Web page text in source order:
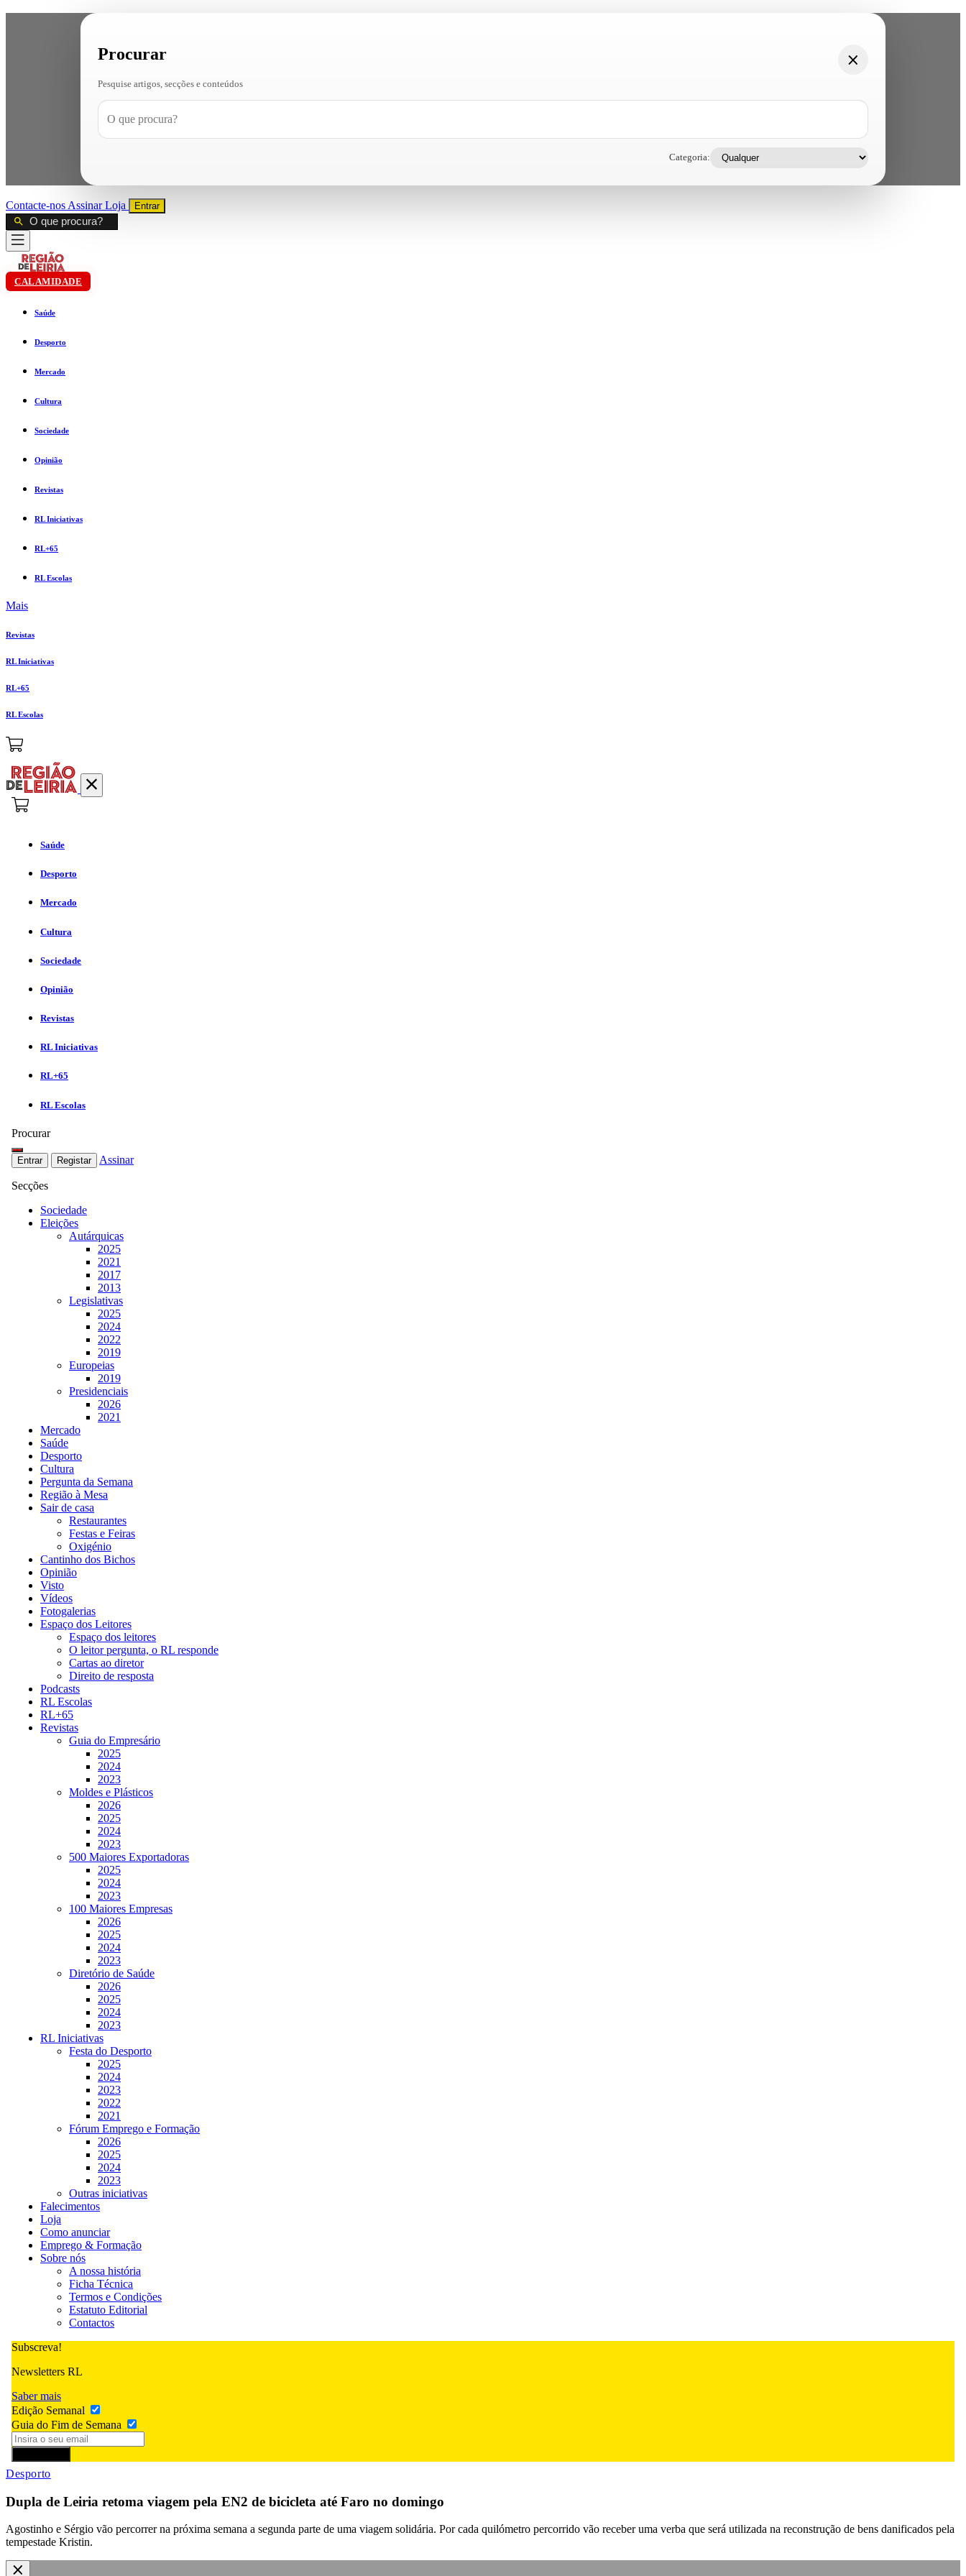
Procurar
Pesquise artigos, secções e conteúdos
Categoria:
Contacte-nos AssinarLoja Entrar
CALAMIDADE
Saúde
Desporto
Mercado
Cultura
Sociedade
Opinião
Revistas
RL Iniciativas
RL+65
RL Escolas
Mais
Revistas
RL Iniciativas
RL+65
RL Escolas
Saúde
Desporto
Mercado
Cultura
Sociedade
Opinião
Revistas
RL Iniciativas
RL+65
RL Escolas
Procurar
Entrar Registar Assinar
Secções
Sociedade
Eleições
Autárquicas
2025
2021
2017
2013
Legislativas
2025
2024
2022
2019
Europeias
2019
Presidenciais
2026
2021
Mercado
Saúde
Desporto
Cultura
Pergunta da Semana
Região à Mesa
Sair de casa
Restaurantes
Festas e Feiras
Oxigénio
Cantinho dos Bichos
Opinião
Visto
Vídeos
Fotogalerias
Espaço dos Leitores
Espaço dos leitores
O leitor pergunta, o RL responde
Cartas ao diretor
Direito de resposta
Podcasts
RL Escolas
RL+65
Revistas
Guia do Empresário
2025
2024
2023
Moldes e Plásticos
2026
2025
2024
2023
500 Maiores Exportadoras
2025
2024
2023
100 Maiores Empresas
2026
2025
2024
2023
Diretório de Saúde
2026
2025
2024
2023
RL Iniciativas
Festa do Desporto
2025
2024
2023
2022
2021
Fórum Emprego e Formação
2026
2025
2024
2023
Outras iniciativas
Falecimentos
Loja
Como anunciar
Emprego & Formação
Sobre nós
A nossa história
Ficha Técnica
Termos e Condições
Estatuto Editorial
Contactos
Subscreva!
Newsletters RL
Saber mais
Edição Semanal
Guia do Fim de Semana
Desporto
Dupla de Leiria retoma viagem pela EN2 de bicicleta até Faro no domingo
Agostinho e Sérgio vão percorrer na próxima semana a segunda parte de uma viagem solidária. Por cada quilómetro percorrido vão receber uma verba que será utilizada na reconstrução de bens danificados pela
tempestade Kristin.